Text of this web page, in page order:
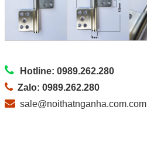
Hotline: 0989.262.280
Zalo: 0989.262.280
sale@noithatnganha.com.com